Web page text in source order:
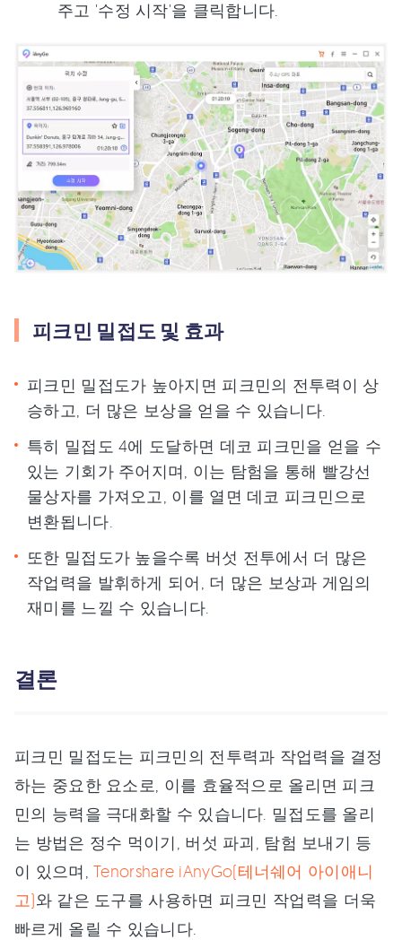
주고 '수정 시작'을 클릭합니다.
피크민 밀접도 및 효과
피크민 밀접도가 높아지면 피크민의 전투력이 상
승하고, 더 많은 보상을 얻을 수 있습니다.
특히 밀접도 4에 도달하면 데코 피크민을 얻을 수
있는 기회가 주어지며, 이는 탐험을 통해 빨강선
물상자를 가져오고, 이를 열면 데코 피크민으로
변환됩니다.
또한 밀접도가 높을수록 버섯 전투에서 더 많은
작업력을 발휘하게 되어, 더 많은 보상과 게임의
재미를 느낄 수 있습니다.
결론
피크민 밀접도는 피크민의 전투력과 작업력을 결정
하는 중요한 요소로, 이를 효율적으로 올리면 피크
민의 능력을 극대화할 수 있습니다. 밀접도를 올리
는 방법은 정수 먹이기, 버섯 파괴, 탐험 보내기 등
이 있으며,Tenorshare iAnyGo(테너쉐어 아이애니
고)와 같은 도구를 사용하면 피크민 작업력을 더욱
빠르게 올릴 수 있습니다.